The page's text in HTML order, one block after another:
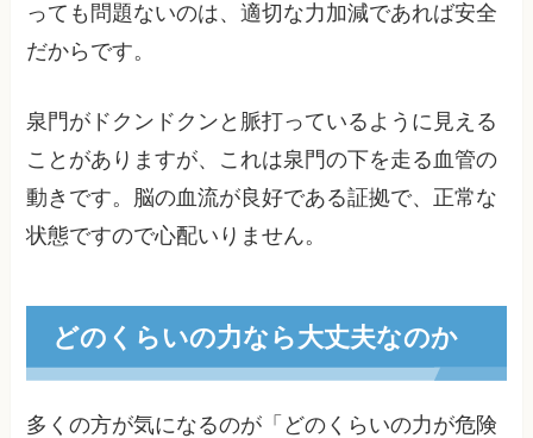
っても問題ないのは、適切な力加減であれば安全
だからです。
泉門がドクンドクンと脈打っているように見える
ことがありますが、これは泉門の下を走る血管の
動きです。脳の血流が良好である証拠で、正常な
状態ですので心配いりません。
どのくらいの力なら大丈夫なのか
多くの方が気になるのが「どのくらいの力が危険